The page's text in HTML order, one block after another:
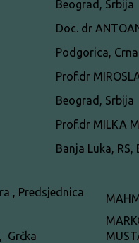
Beograd, Srbija
Doc. dr
Podgorica,
Prof.dr
Beograd, Srbija
Prof.dr MILKA
Banja Luka,
, Predsjednica
Grčka